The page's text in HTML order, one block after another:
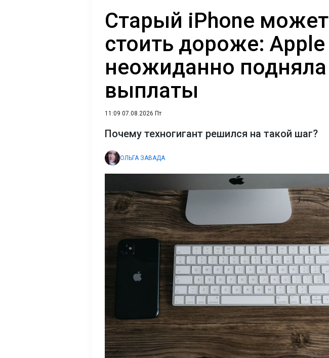
Старый iPhone может
стоить дороже: Apple
неожиданно подняла
выплаты
11:09 07.08.2026 Пт
Почему техногигант решился на такой шаг?
ОЛЬГА ЗАВАДА